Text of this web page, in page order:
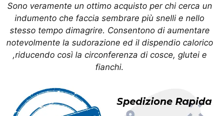
Sono veramente un ottimo acquisto per chi cerca un
indumento che faccia sembrare più snelli e nello
stesso tempo dimagrire. Consentono di aumentare
notevolmente la sudorazione ed il dispendio calorico
,riducendo così la circonferenza di cosce, glutei e
fianchi.